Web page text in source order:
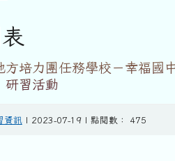
方培力團任務學校－幸福
研習活動
資訊| 2023-07-19 | 點閱數： 475